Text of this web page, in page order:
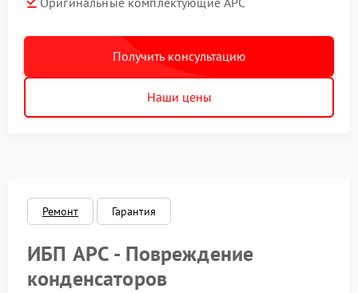
Получить консультацию
Наши цены
Ремонт Гарантия
ИБП APC - Повреждение
конденсаторов